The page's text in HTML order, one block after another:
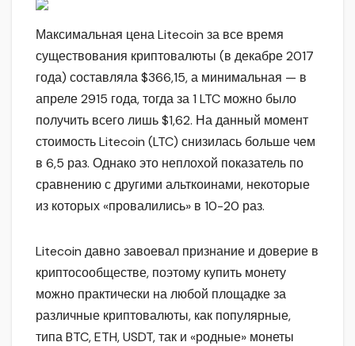
Максимальная цена Litecoin за все время
существования криптовалюты (в декабре 2017
года) составляла $366,15, а минимальная — в
апреле 2915 года, тогда за 1 LTC можно было
получить всего лишь $1,62. На данный момент
стоимость Litecoin (LTC) снизилась больше чем
в 6,5 раз. Однако это неплохой показатель по
сравнению с другими альткоинами, некоторые
из которых «провалились» в 10-20 раз.
Litecoin давно завоевал признание и доверие в
криптосообществе, поэтому купить монету
можно практически на любой площадке за
различные криптовалюты, как популярные,
типа BTC, ETH, USDT, так и «родные» монеты